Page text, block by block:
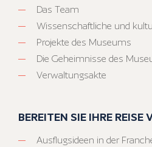
Das Team
Wissenschaftliche und
Projekte des Museums
Die Geheimnisse des
Verwaltungsakte
BEREITEN SIE IHRE REISE
Ausflugsideen in der